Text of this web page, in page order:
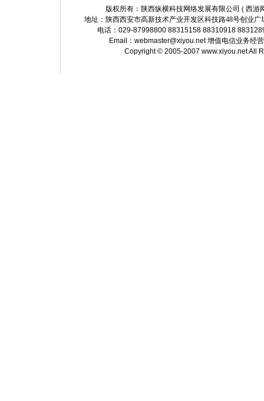
版权所有：陕西纵横科技网络发展有限公司 ( 西游
地址：陕西西安市高新技术产业开发区科技路48号创业广
电话：029-87998800 88315158 88310918
Email： webmaster@xiyou.net增值电信业务经营
Copyright © 2005-2007 www.xiyou.net All